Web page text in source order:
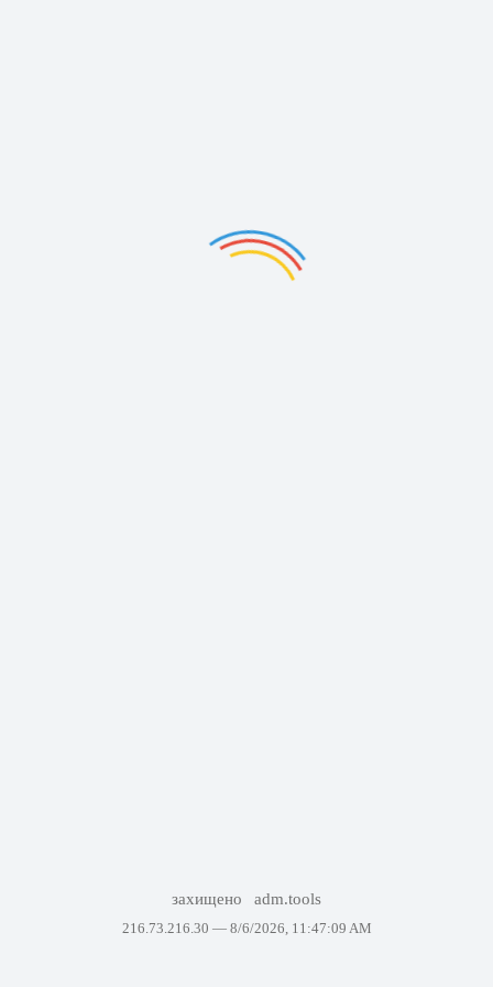
захищено adm.tools
216.73.216.30 — 8/6/2026, 11:47:09 AM